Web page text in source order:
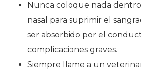
Nunca coloque nada dentro
nasal para suprimir el
ser absorbido por el
complicaciones graves.
Siempre llame a un